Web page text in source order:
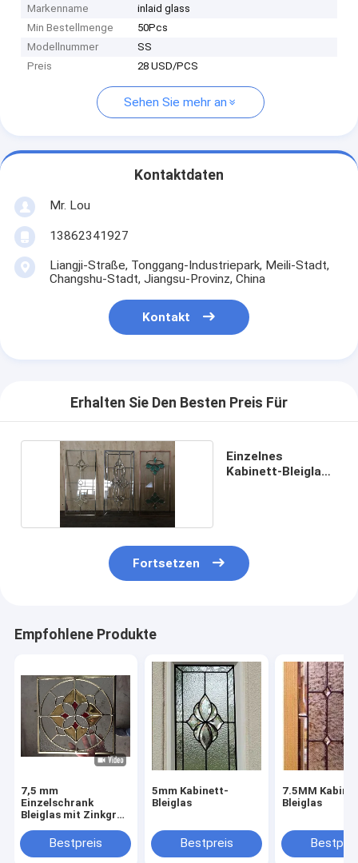
Markenname
inlaid glass
Min Bestellmenge
50Pcs
Modellnummer
SS
Preis
28 USD/PCS
Sehen Sie mehr an
Kontaktdaten
Mr. Lou
13862341927
Liangji-Straße, Tonggang-Industriepark, Meili-Stadt,
Changshu-Stadt, Jiangsu-Provinz, China
Kontakt
Erhalten Sie Den Besten Preis Für
Einzelnes
Kabinett-Bleiglas
Fortsetzen
Empfohlene Produkte
7,5 mm
Einzelschrank
Bleiglas mit Zinkgrau
Bestpreis
5mm Kabinett-
Bleiglas
Bestpreis
7.5MM
Bleiglas